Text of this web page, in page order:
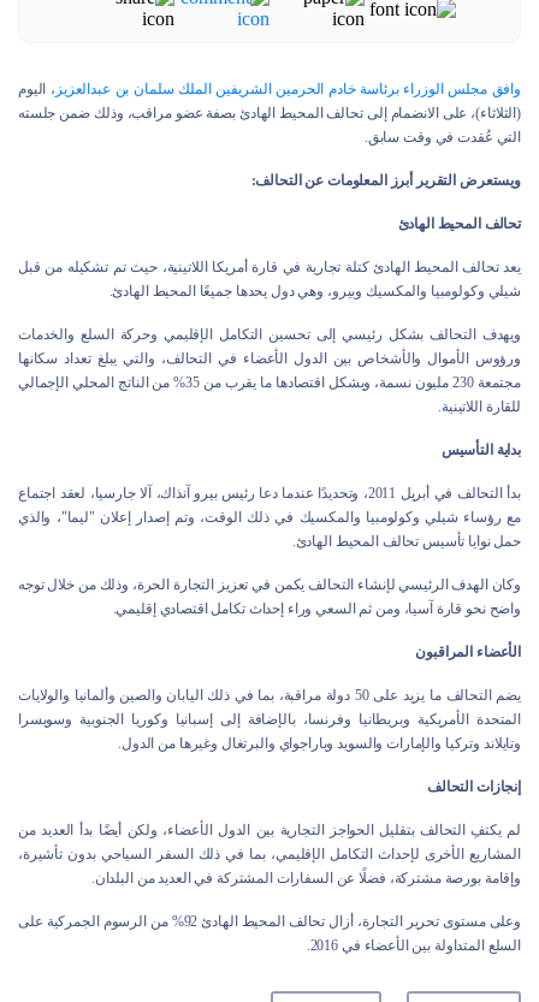
وافق مجلس الوزراء برئاسة خادم الحرمين الشريفين الملك سلمان بن عبدالعزيز ، اليوم
(الثلاثاء)، على الانضمام إلى تحالف المحيط الهادئ بصفة عضو مراقب، وذلك ضمن جلسته
التي عُقدت في وقت سابق.
ويستعرض التقرير أبرز المعلومات عن التحالف:
تحالف المحيط الهادئ
يعد تحالف المحيط الهادئ كتلة تجارية في قارة أمريكا اللاتينية، حيث تم تشكيله من قبل
شيلي وكولومبيا والمكسيك وبيرو، وهي دول يحدها جميعًا المحيط الهادئ.
ويهدف التحالف بشكل رئيسي إلى تحسين التكامل الإقليمي وحركة السلع والخدمات
ورؤوس الأموال والأشخاص بين الدول الأعضاء في التحالف، والتي يبلغ تعداد سكانها
مجتمعة 230 مليون نسمة، ويشكل اقتصادها ما يقرب من 35% من الناتج المحلي الإجمالي
للقارة اللاتينية.
بداية التأسيس
بدأ التحالف في أبريل 2011، وتحديدًا عندما دعا رئيس بيرو آنذاك، آلا جارسيا، لعقد اجتماع
مع رؤساء شيلي وكولومبيا والمكسيك في ذلك الوقت، وتم إصدار إعلان "ليما"، والذي
حمل نوايا تأسيس تحالف المحيط الهادئ.
وكان الهدف الرئيسي لإنشاء التحالف يكمن في تعزيز التجارة الحرة، وذلك من خلال توجه
واضح نحو قارة آسيا، ومن ثم السعي وراء إحداث تكامل اقتصادي إقليمي.
الأعضاء المراقبون
يضم التحالف ما يزيد على 50 دولة مراقبة، بما في ذلك اليابان والصين وألمانيا والولايات
المتحدة الأمريكية وبريطانيا وفرنسا، بالإضافة إلى إسبانيا وكوريا الجنوبية وسويسرا
وتايلاند وتركيا والإمارات والسويد وباراجواي والبرتغال وغيرها من الدول.
إنجازات التحالف
لم يكتفِ التحالف بتقليل الحواجز التجارية بين الدول الأعضاء، ولكن أيضًا بدأ العديد من
المشاريع الأخرى لإحداث التكامل الإقليمي، بما في ذلك السفر السياحي بدون تأشيرة،
وإقامة بورصة مشتركة، فضلًا عن السفارات المشتركة في العديد من البلدان.
وعلى مستوى تحرير التجارة، أزال تحالف المحيط الهادئ 92% من الرسوم الجمركية على
السلع المتداولة بين الأعضاء في 2016.